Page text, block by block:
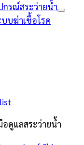
กรณ์สระว่ายน้ำ
บฆ่าเชื้อโรค
ดูแลสระว่ายน้ำ